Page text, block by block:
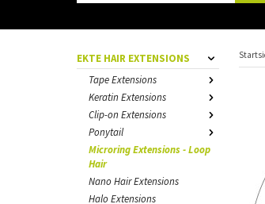
EKTE HAIR EXTENSIONS
Tape Extensions
Keratin Extensions
Clip-on Extensions
Ponytail
Microring Extensions - Loop
Hair
Nano Hair Extensions
Halo Extensions